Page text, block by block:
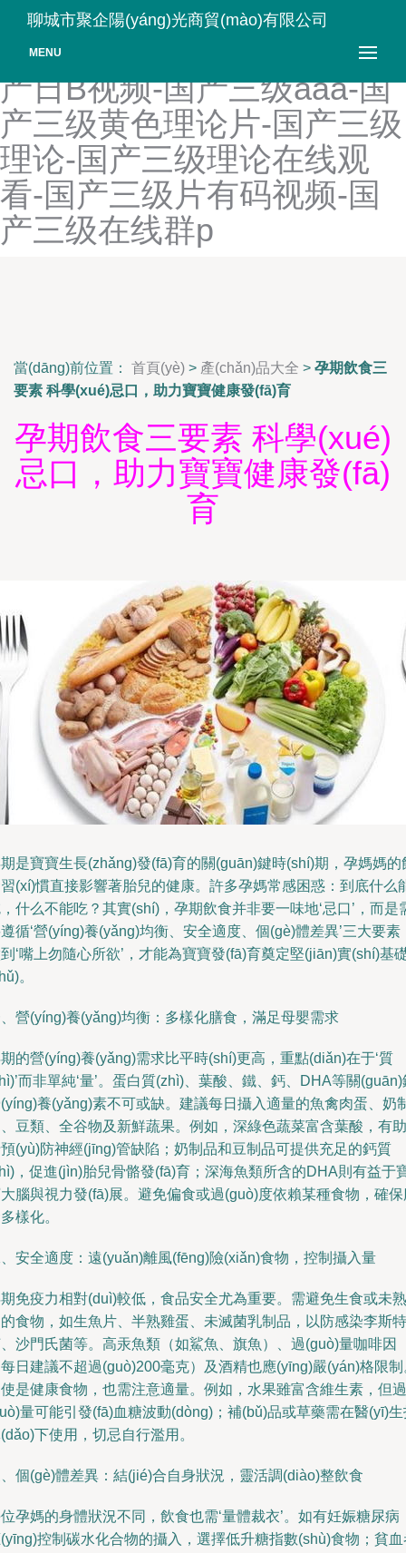
国产人妖tscd合集-国产人妖
操逼-国产人与兽一级A片-国
产日B视频-国产三级aaa-国
产三级黄色理论片-国产三级
理论-国产三级理论在线观
看-国产三级片有码视频-国
产三级在线群p
聊城市聚企陽(yáng)光商貿(mào)有限公司
MENU
當(dāng)前位置： 首頁(yè) > 產(chǎn)品大全 > 孕期飲食三
要素 科學(xué)忌口，助力寶寶健康發(fā)育
孕期飲食三要素 科學(xué)
忌口，助力寶寶健康發(fā)
育
是寶寶生長(zhǎng)發(fā)育的關(guān)鍵時(shí)期，孕媽媽的
(xí)慣直接影響著胎兒的健康。許多孕媽常感困惑：到底什么
什么不能吃？其實(shí)，孕期飲食并非要一味地‘忌口’，而是
循‘營(yíng)養(yǎng)均衡、安全適度、個(gè)體差異’三大要素
‘嘴上勿隨心所欲’，才能為寶寶發(fā)育奠定堅(jiān)實(shí)基
。
營(yíng)養(yǎng)均衡：多樣化膳食，滿足母嬰需求
的營(yíng)養(yǎng)需求比平時(shí)更高，重點(diǎn)在于‘質
而非單純‘量’。蛋白質(zhì)、葉酸、鐵、鈣、DHA等關(guān)
養(yǎng)素不可或缺。建議每日攝入適量的魚禽肉蛋、奶
豆類、全谷物及新鮮蔬果。例如，深綠色蔬菜富含葉酸，有助
(yù)防神經(jīng)管缺陷；奶制品和豆制品可提供充足的鈣質
，促進(jìn)胎兒骨骼發(fā)育；深海魚類所含的DHA則有益于
腦與視力發(fā)展。避免偏食或過(guò)度依賴某種食物，確保
樣化。
安全適度：遠(yuǎn)離風(fēng)險(xiǎn)食物，控制攝入量
免疫力相對(duì)較低，食品安全尤為重要。需避免生食或未熟
食物，如生魚片、半熟雞蛋、未滅菌乳制品，以防感染李斯特
沙門氏菌等。高汞魚類（如鯊魚、旗魚）、過(guò)量咖啡因
日建議不超過(guò)200毫克）及酒精也應(yīng)嚴(yán)格限制
是健康食物，也需注意適量。例如，水果雖富含維生素，但過
量可能引發(fā)血糖波動(dòng)；補(bǔ)品或草藥需在醫(yī)生
下使用，切忌自行濫用。
個(gè)體差異：結(jié)合自身狀況，靈活調(diào)整飲食
孕媽的身體狀況不同，飲食也需‘量體裁衣’。如有妊娠糖尿病
控制碳水化合物的攝入，選擇低升糖指數(shù)食物；貧血